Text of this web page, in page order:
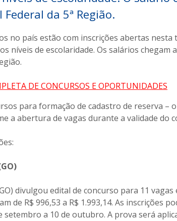
da 5ª Região.
no país estão com inscrições abertas nesta
níveis de escolaridade. Os salários chegam
DE CONCURSOS E OPORTUNIDADES
para formação de cadastro de reserva –
a abertura de vagas durante a validade do
divulgou edital de concurso para 11 vagas
de R$ 996,53 a R$ 1.993,14. As inscrições
a 10 de outubro. A prova será